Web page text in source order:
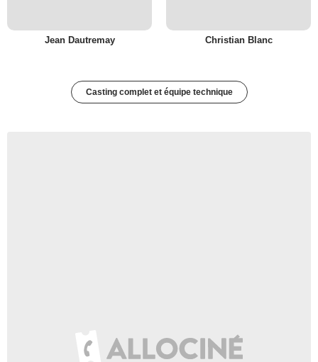
Jean Dautremay Christian Blanc
Casting complet et équipe technique